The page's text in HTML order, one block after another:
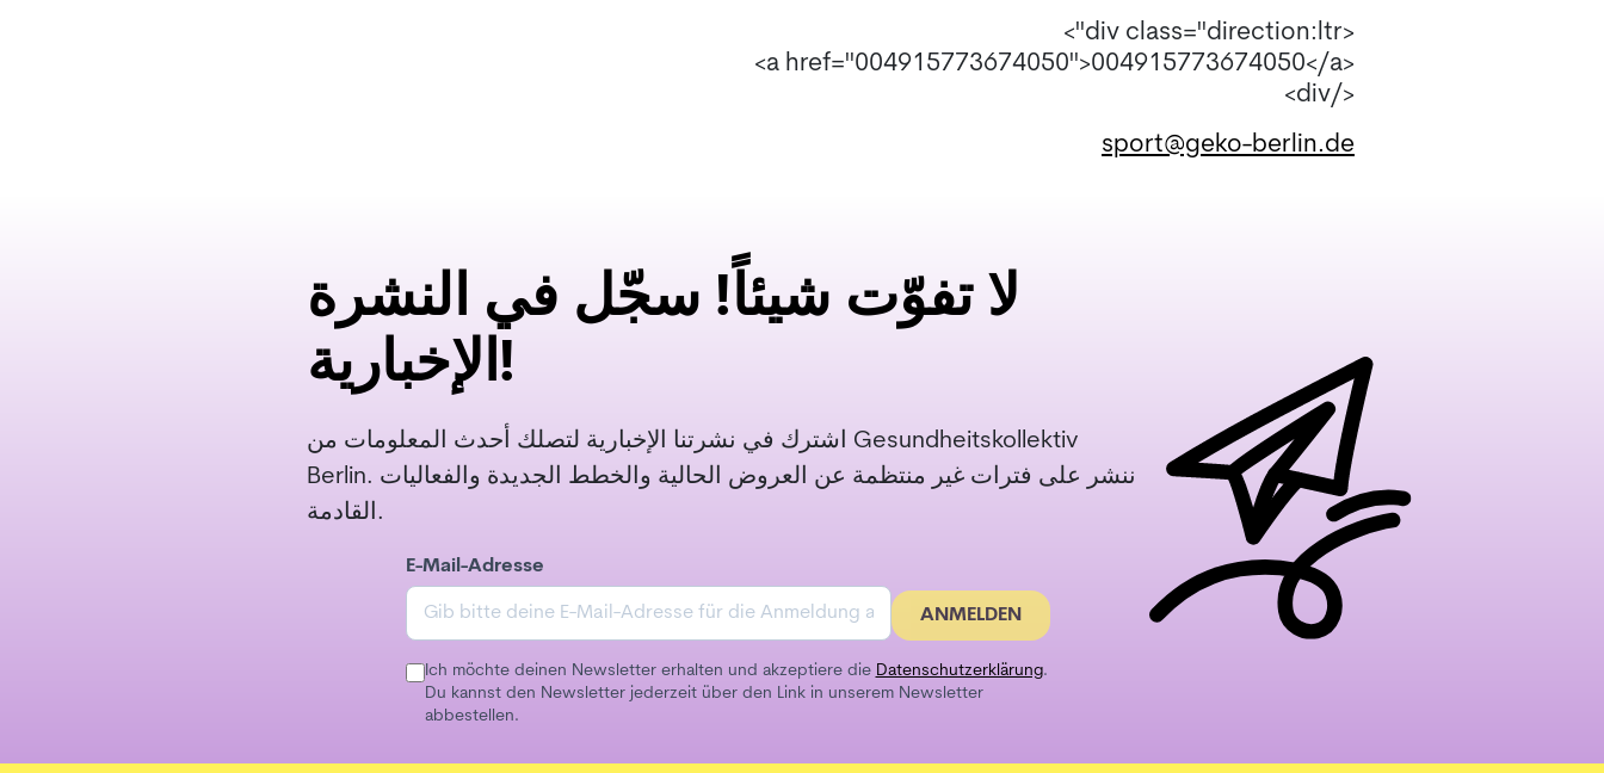
<div class="direction:ltr">
<a href="004915773674050">004915773674050</a>
</div>
sport@geko-berlin.de
لا تفوّت شيئاً! سجّل في النشرة
الإخبارية!
اشترك في نشرتنا الإخبارية لتصلك أحدث المعلومات من Gesundheitskollektiv
Berlin. ننشر على فترات غير منتظمة عن العروض الحالية والخطط الجديدة والفعاليات
القادمة.
E-Mail-Adresse
ANMELDEN
Ich möchte deinen Newsletter erhalten und akzeptiere die Datenschutzerklärung.
Du kannst den Newsletter jederzeit über den Link in unserem Newsletter
abbestellen.